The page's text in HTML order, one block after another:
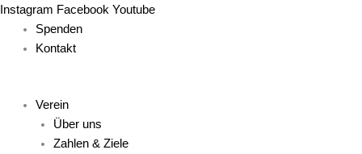
Zum
Inhalt
springen
Instagram Facebook Youtube
Main
Menu
Spenden
Kontakt
Main
Menu
Verein
Über uns
Zahlen & Ziele
Main
Menu
Main
Menu
Main
Menu